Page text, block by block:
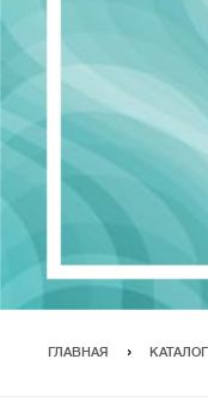
ГЛАВНАЯ КАТАЛОГ